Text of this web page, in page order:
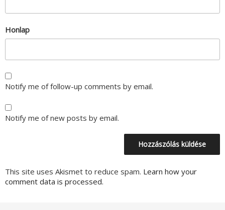
Honlap
Notify me of follow-up comments by email.
Notify me of new posts by email.
This site uses Akismet to reduce spam. Learn how your
comment data is processed.